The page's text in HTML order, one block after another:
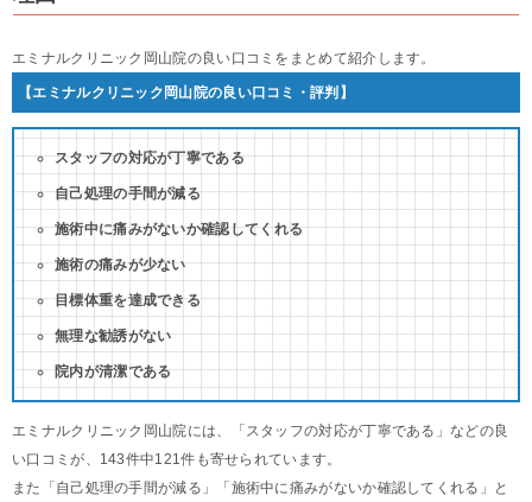
エミナルクリニック岡山院の良い口コミをまとめて紹介します。
【エミナルクリニック岡山院の良い口コミ・評判】
スタッフの対応が丁寧である
自己処理の手間が減る
施術中に痛みがないか確認してくれる
施術の痛みが少ない
目標体重を達成できる
無理な勧誘がない
院内が清潔である
エミナルクリニック岡山院には、「スタッフの対応が丁寧である」などの良
い口コミが、143件中121件も寄せられています。
また「自己処理の手間が減る」「施術中に痛みがないか確認してくれる」と